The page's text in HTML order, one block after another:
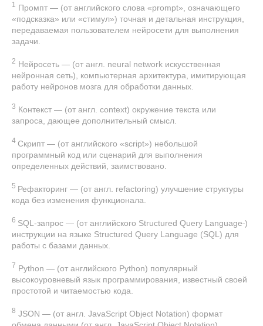
1
Промпт — (от английского слова «prompt», означающего
«подсказка» или «стимул») точная и детальная инструкция,
передаваемая пользователем нейросети для выполнения
задачи.
2 Нейросеть — (от англ. neural network искусственная
нейронная сеть), компьютерная архитектура, имитирующая
работу нейронов мозга для обработки данных.
3 Контекст — (от англ. context) окружение текста или
запроса, дающее дополнительный смысл.
4 Скрипт — (от английского «script») небольшой
программный код или сценарий для выполнения
определенных действий, заимствовано.
5 Рефакторинг — (от англ. refactoring) улучшение структуры
кода без изменения функционала.
6 SQL-запрос — (от английского Structured Query Language )
инструкции на языке Structured Query Language (SQL) для
работы с базами данных.
7 Python — (от английского Python) популярный
высокоуровневый язык программирования, известный своей
простотой и читаемостью кода.
8 JSON — (от англ. JavaScript Object Notation) формат